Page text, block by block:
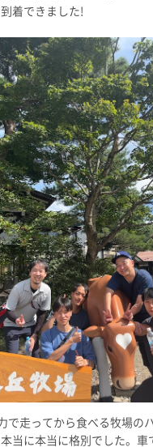
着できました!
で走ってから食べる牧場の
当に本当に格別でした。車